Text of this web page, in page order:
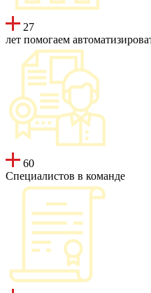
27
лет помогаем
60
Специалистов в команде